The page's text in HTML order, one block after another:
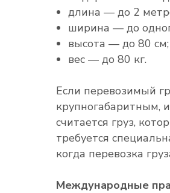
длина — до 2
ширина — до
высота — до 80 см;
вес — до 80 кг.
Если перевозимый
крупногабаритным,
считается груз,
требуется
когда перевозка
Международные